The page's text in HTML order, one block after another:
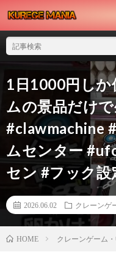
1日1000円し
ムの景品だけ
#clawmachine
ムセンター
セン #フック設
2026.06.02 クレーンゲ
HOME クレーンゲーム